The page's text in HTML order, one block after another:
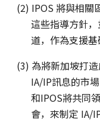
(2) IPOS 將與相關
這些指導方針
道，作為支援基
(3) 為將新加坡打
IA/IP訊息的市
和IPOS將共同
會，來制定 IA/